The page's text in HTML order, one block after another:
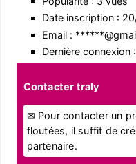
Date inscription :
Email :
Dernière
Contacter traly
✉ Pour contacter un
floutées, il suffit de
partenaire.